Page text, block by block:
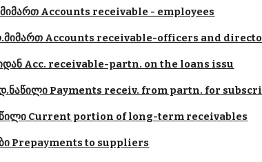
Accounts receivable - employees
Accounts receivable-officers and directo
Acc. receivable-partn. on the loans issu
Payments receiv. from partn. for subscri
Current portion of long-term receivables
Prepayments to suppliers